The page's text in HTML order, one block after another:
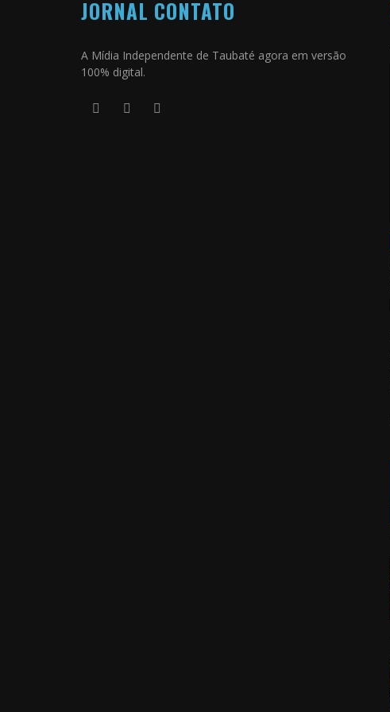
JORNAL CONTATO
A Mídia Independente de Taubaté agora em versão
100% digital.